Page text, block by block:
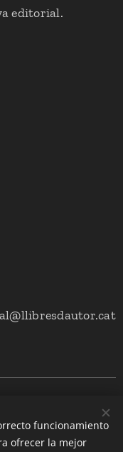
editorial.
funcionamiento
ofrecer la mejor